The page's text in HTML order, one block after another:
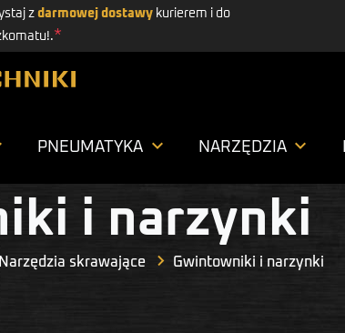
z darmowej dostawykurierem i do
*
PNEUMATYKA  NARZĘDZIA 
i narzynki
Narzędzia skrawające Gwintowniki i narzynki